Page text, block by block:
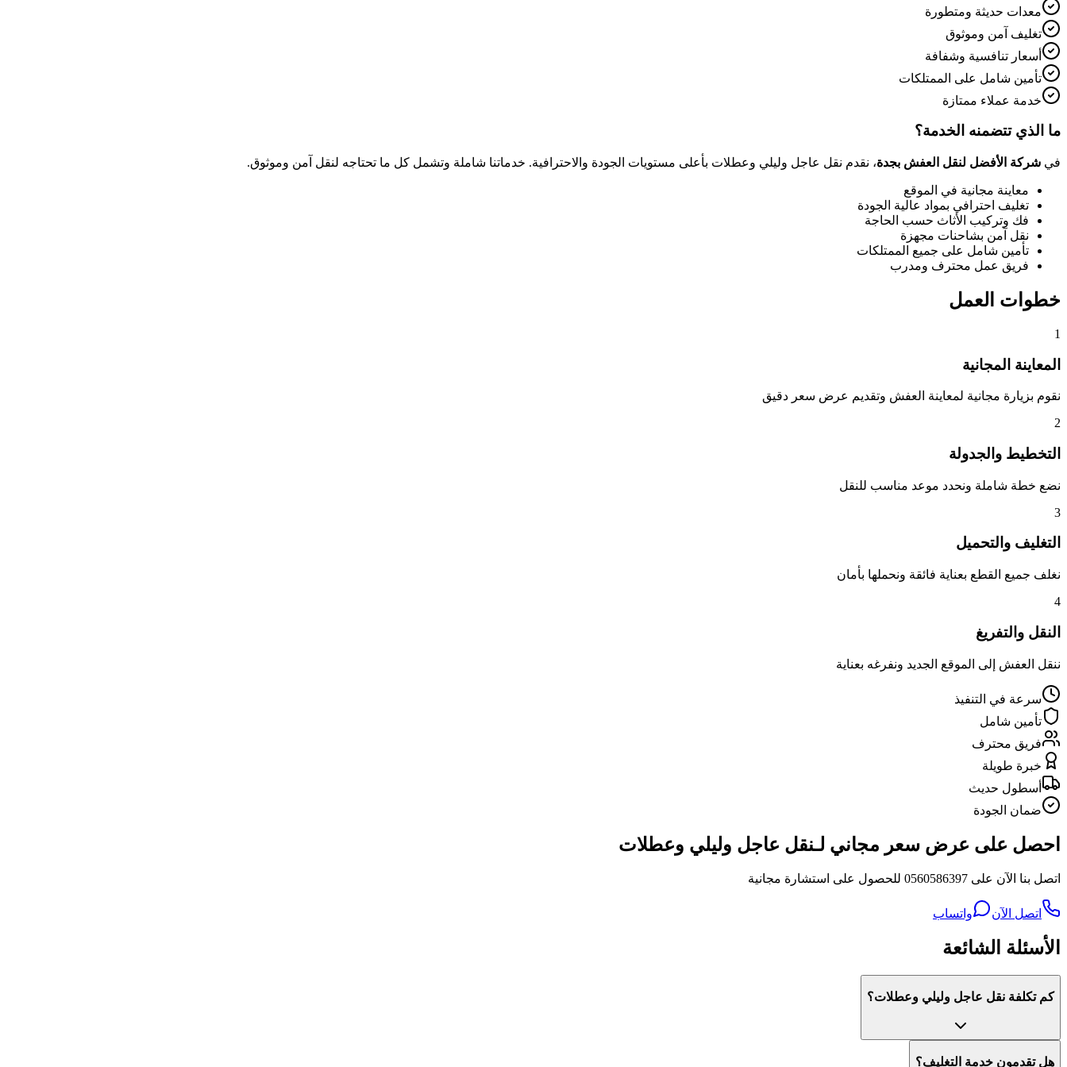
معدات حديثة ومتطورة
تغليف آمن وموثوق
أسعار تنافسية وشفافة
تأمين شامل على الممتلكات
خدمة عملاء ممتازة
ما الذي تتضمنه الخدمة؟
في شركة الأفضل لنقل العفش بجدة، نقدم نقل عاجل وليلي وعطلات بأعلى مستويات الجودة والاحترافية. خدماتنا شاملة وتشمل كل ما تحتاجه لنقل آمن وموثوق.
معاينة مجانية في الموقع
تغليف احترافي بمواد عالية الجودة
فك وتركيب الأثاث حسب الحاجة
نقل آمن بشاحنات مجهزة
تأمين شامل على جميع الممتلكات
فريق عمل محترف ومدرب
خطوات العمل
1
المعاينة المجانية
نقوم بزيارة مجانية لمعاينة العفش وتقديم عرض سعر دقيق
2
التخطيط والجدولة
نضع خطة شاملة ونحدد موعد مناسب للنقل
3
التغليف والتحميل
نغلف جميع القطع بعناية فائقة ونحملها بأمان
4
النقل والتفريغ
ننقل العفش إلى الموقع الجديد ونفرغه بعناية
سرعة في التنفيذ
تأمين شامل
فريق محترف
خبرة طويلة
أسطول حديث
ضمان الجودة
احصل على عرض سعر مجاني لـنقل عاجل وليلي وعطلات
اتصل بنا الآن على 0560586397 للحصول على استشارة مجانية
اتصل الآن واتساب
الأسئلة الشائعة
كم تكلفة نقل عاجل وليلي وعطلات؟
هل تقدمون خدمة التغليف؟